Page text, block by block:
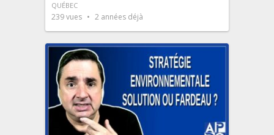
QUÉBEC
239vues 2 années déjà